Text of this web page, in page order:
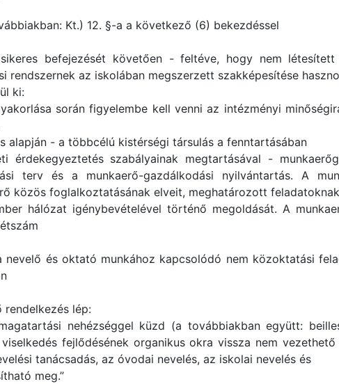
Kt.) 12. §-a a következő (6) bekezdéssel
befejezését követően - feltéve, hogy nem
az iskolában megszerzett szakképesítése
ki:
során figyelembe kell venni az intézményi
- a többcélú kistérségi társulás a fenntartásában
szabályainak megtartásával -
terv és a munkaerő-gazdálkodási nyilvántartás. A
közös foglalkoztatásának elveit, meghatározott
hálózat igénybevételével történő megoldását. A
és oktató munkához kapcsolódó nem közoktatási
rendelkezés lép:
nehézséggel küzd (a továbbiakban együtt:
fejlődésének organikus okra vissza nem
tanácsadás, az óvodai nevelés, az iskolai nevelés és
meg.”